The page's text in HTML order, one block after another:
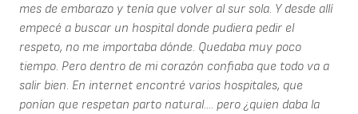
mes de embarazo y tenía que volver al sur sola. Y desde allí
empecé a buscar un hospital donde pudiera pedir el
respeto, no me importaba dónde. Quedaba muy poco
tiempo. Pero dentro de mi corazón confiaba que todo va a
salir bien. En internet encontré varios hospitales, que
ponían que respetan parto natural.... pero ¿quien daba la